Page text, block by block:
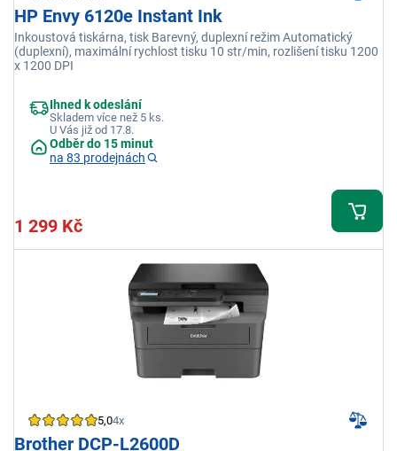
HP Envy 6120e Instant Ink
Inkoustová tiskárna, tisk Barevný, duplexní režim Automatický
(duplexní), maximální rychlost tisku 10 str/min, rozlišení tisku 1200
x 1200 DPI
Ihned k odeslání
Skladem více než 5 ks.
U Vás již od 17.8.
Odběr do 15 minut
na 83 prodejnách
1 299 Kč
5,04x
Brother DCP-L2600D